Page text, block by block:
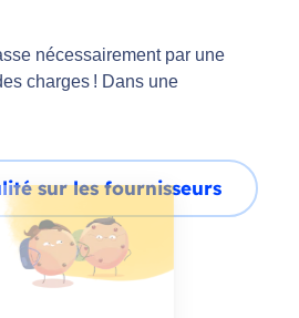
des
pour la
et l'affichage
nécessairement par une
charges ! Dans une
sur les fournisseurs